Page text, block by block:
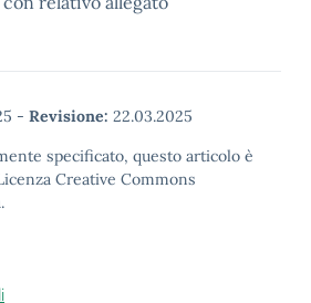
- Revisione: 22.03.2025
specificato, questo articolo è
Creative Commons